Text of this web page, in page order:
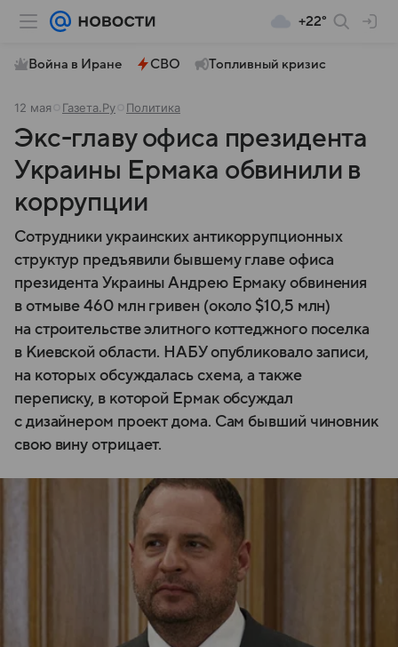
+22°
Война в Иране СВО Топливный кризис
12 мая Газета.Ру Политика
Экс-главу офиса президента
Украины Ермака обвинили в
коррупции
Сотрудники украинских антикоррупционных
структур предъявили бывшему главе офиса
президента Украины Андрею Ермаку обвинения
в отмыве 460 млн гривен (около $10,5 млн)
на строительстве элитного коттеджного поселка
в Киевской области. НАБУ опубликовало записи,
на которых обсуждалась схема, а также
переписку, в которой Ермак обсуждал
с дизайнером проект дома. Сам бывший чиновник
свою вину отрицает.